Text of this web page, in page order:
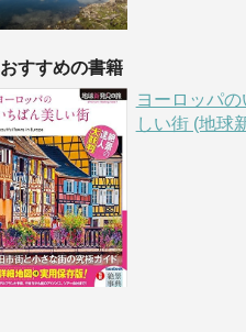
おすすめの書籍
ヨーロッパ
しい街 (地球